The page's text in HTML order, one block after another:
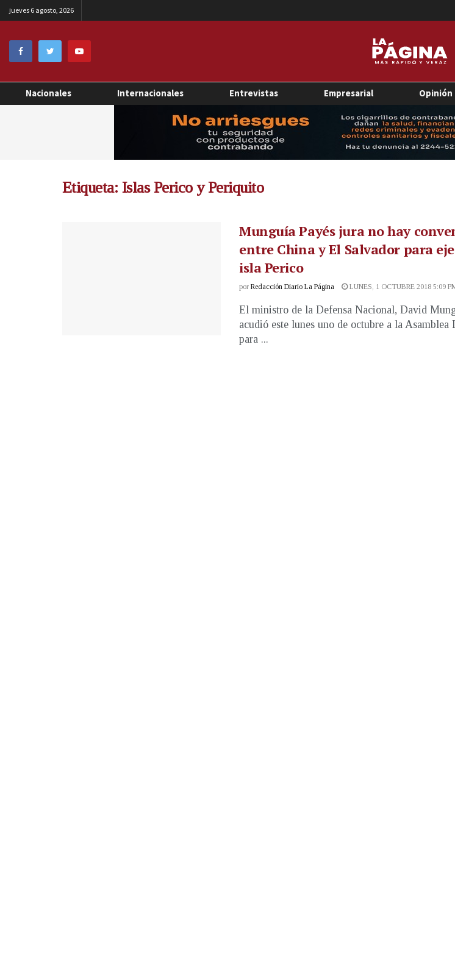
jueves 6 agosto, 2026
Nacionales Internacionales Entrevistas Empresarial Opinión
Etiqueta: Islas Perico y Periquito
Munguía Payés jura no hay
entre China y El Salvador para
isla Perico
por Redacción Diario La Página LUNES, 1 OCTUBRE 2018 5:09
El ministro de la Defensa Nacional, David
acudió este lunes uno de octubre a la Asamblea
para ...